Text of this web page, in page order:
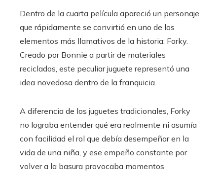
Dentro de la cuarta película apareció un personaje
que rápidamente se convirtió en uno de los
elementos más llamativos de la historia: Forky.
Creado por Bonnie a partir de materiales
reciclados, este peculiar juguete representó una
idea novedosa dentro de la franquicia.
A diferencia de los juguetes tradicionales, Forky
no lograba entender qué era realmente ni asumía
con facilidad el rol que debía desempeñar en la
vida de una niña, y ese empeño constante por
volver a la basura provocaba momentos